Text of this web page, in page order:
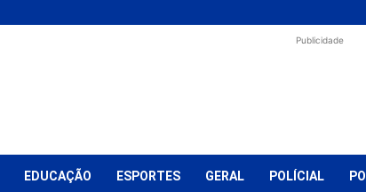
Publicidade
EDUCAÇÃO ESPORTES GERAL POLÍCIAL